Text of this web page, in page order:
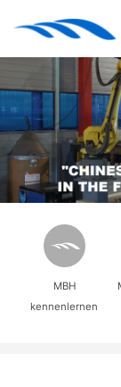
MBH
kennenlernen